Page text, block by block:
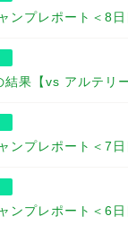
ンプレポート＜8日
結果【vs アルテリ
ンプレポート＜7日
ンプレポート＜6日